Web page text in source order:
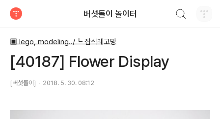
버섯돌이 놀이터
▣ lego, modeling../┗ 잡식레고방
[40187] Flower Display
[버섯돌이] 2018. 5. 30. 08:12